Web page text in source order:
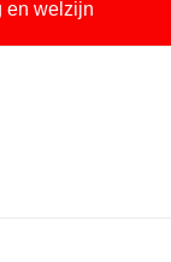
en welzijn